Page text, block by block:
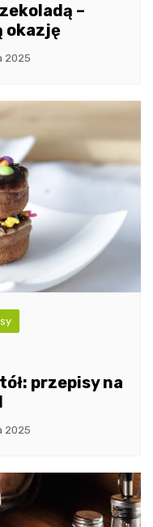
–
okazję
2025
przepisy na
2025